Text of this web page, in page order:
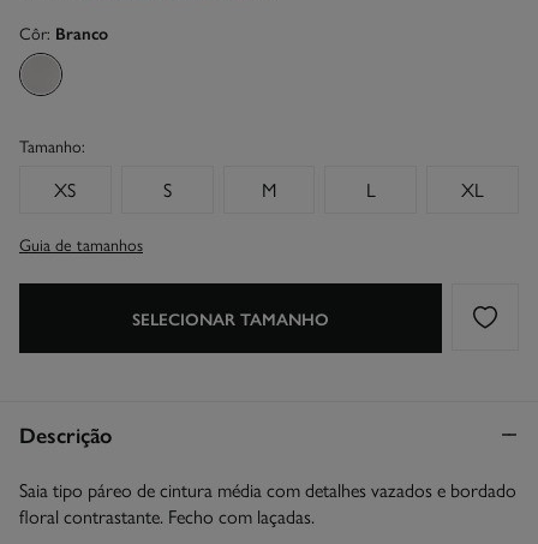
Côr: Branco
Tamanho:
XS S M L XL
Guia de tamanhos
SELECIONAR TAMANHO
Descrição
Saia tipo páreo de cintura média com detalhes vazados e bordado
floral contrastante. Fecho com laçadas.